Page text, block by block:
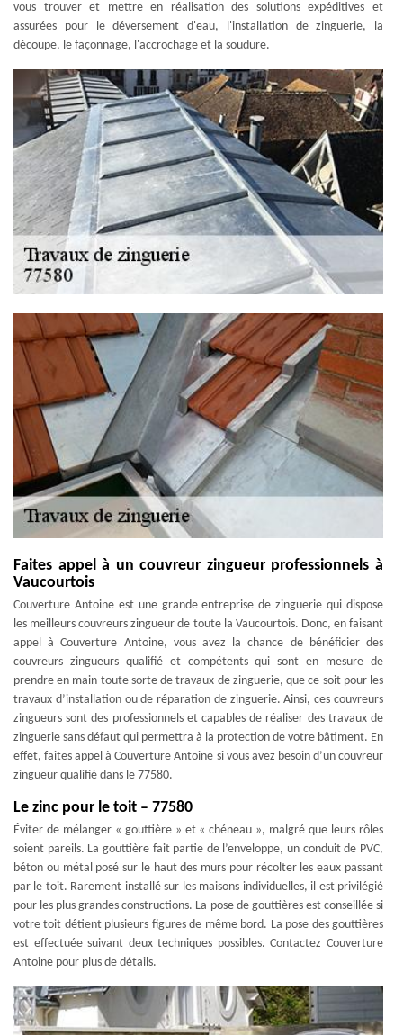
vous trouver et mettre en réalisation des solutions expéditives et
assurées pour le déversement d'eau, l'installation de zinguerie, la
découpe, le façonnage, l'accrochage et la soudure.
Faites appel à un couvreur zingueur professionnels à
Vaucourtois
Couverture Antoine est une grande entreprise de zinguerie qui dispose
les meilleurs couvreurs zingueur de toute la Vaucourtois. Donc, en faisant
appel à Couverture Antoine, vous avez la chance de bénéficier des
couvreurs zingueurs qualifié et compétents qui sont en mesure de
prendre en main toute sorte de travaux de zinguerie, que ce soit pour les
travaux d’installation ou de réparation de zinguerie. Ainsi, ces couvreurs
zingueurs sont des professionnels et capables de réaliser des travaux de
zinguerie sans défaut qui permettra à la protection de votre bâtiment. En
effet, faites appel à Couverture Antoine si vous avez besoin d’un couvreur
zingueur qualifié dans le 77580.
Le zinc pour le toit – 77580
Éviter de mélanger « gouttière » et « chéneau », malgré que leurs rôles
soient pareils. La gouttière fait partie de l’enveloppe, un conduit de PVC,
béton ou métal posé sur le haut des murs pour récolter les eaux passant
par le toit. Rarement installé sur les maisons individuelles, il est privilégié
pour les plus grandes constructions. La pose de gouttières est conseillée si
votre toit détient plusieurs figures de même bord. La pose des gouttières
est effectuée suivant deux techniques possibles. Contactez Couverture
Antoine pour plus de détails.